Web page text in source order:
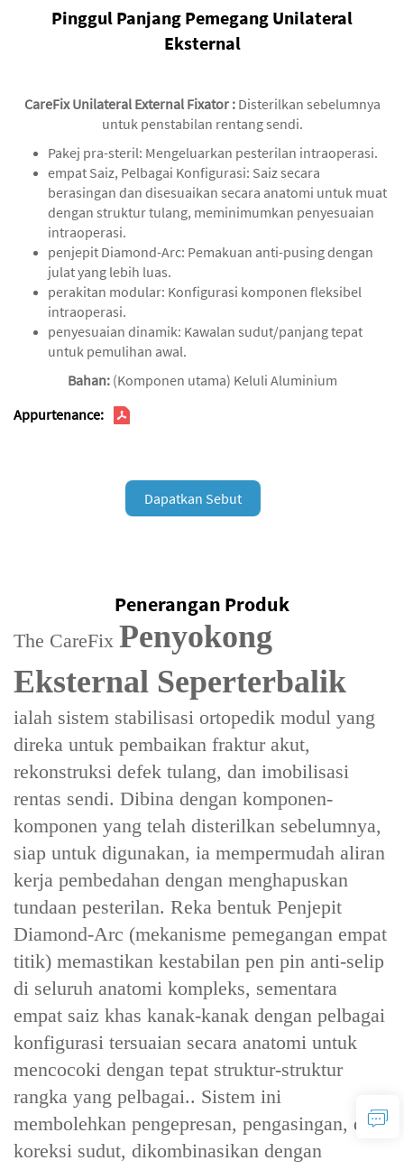
Pinggul Panjang Pemegang Unilateral
Eksternal
CareFix Unilateral External Fixator : Disterilkan sebelumnya
untuk penstabilan rentang sendi.
‌Pakej pra-steril‌: Mengeluarkan pesterilan intraoperasi.
empat Saiz, Pelbagai Konfigurasi: Saiz secara
berasingan dan disesuaikan secara anatomi untuk muat
dengan struktur tulang, meminimumkan penyesuaian
intraoperasi.
penjepit Diamond-Arc: Pemakuan anti-pusing dengan
julat yang lebih luas.
perakitan modular: Konfigurasi komponen fleksibel
intraoperasi.
penyesuaian dinamik: Kawalan sudut/panjang tepat
untuk pemulihan awal.
Bahan: (Komponen utama) Keluli Aluminium
Appurtenance:
Dapatkan Sebut
Penerangan Produk
The ‌CareFix Penyokong
Eksternal Seperterbalik‌
ialah sistem stabilisasi ortopedik modul‌ yang
direka untuk ‌pembaikan fraktur akut‌,
‌rekonstruksi defek tulang‌, dan ‌imobilisasi
rentas sendi‌. Dibina dengan komponen-
komponen yang ‌telah disterilkan sebelumnya,
siap untuk digunakan‌, ia mempermudah aliran
kerja pembedahan dengan menghapuskan
tundaan pesterilan. ‌Reka bentuk Penjepit
Diamond-Arc‌ (mekanisme pemegangan empat
titik) memastikan kestabilan pen pin anti-selip
di seluruh anatomi kompleks, sementara
‌empat saiz khas kanak-kanak‌ dengan ‌pelbagai
konfigurasi tersuaian secara anatomi‌ untuk
mencocoki dengan tepat struktur-struktur
rangka yang pelbagai.. Sistem ini
membolehkan ‌pengepresan, pengasingan, dan
koreksi sudut‌, dikombinasikan dengan